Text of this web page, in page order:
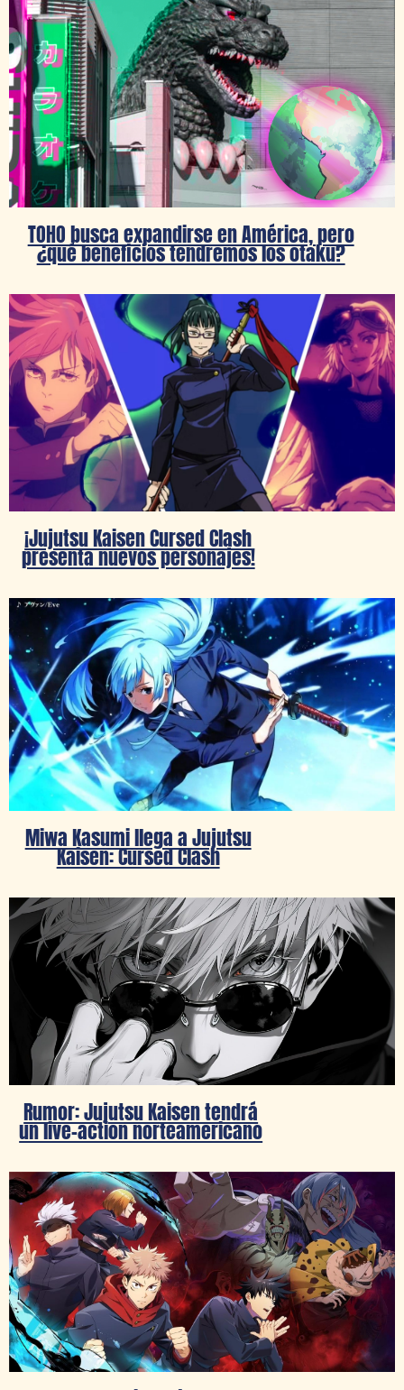
TOHO busca expandirse en América, pero
¿qué beneficios tendremos los otaku?
¡Jujutsu Kaisen Cursed Clash
presenta nuevos personajes!
Miwa Kasumi llega a Jujutsu
Kaisen: Cursed Clash
Rumor: Jujutsu Kaisen tendrá
un live-action norteamericano